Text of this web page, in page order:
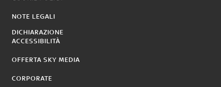
NOTE LEGALI
DICHIARAZIONE
ACCESSIBILITÀ
OFFERTA SKY MEDIA
CORPORATE